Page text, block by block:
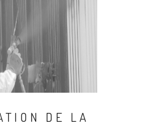
DE LA